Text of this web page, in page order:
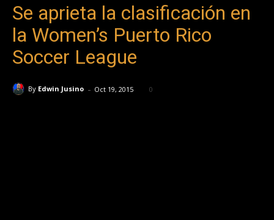
Se aprieta la clasificación en
la Women’s Puerto Rico
Soccer League
By Edwin Jusino - Oct 19, 2015 0